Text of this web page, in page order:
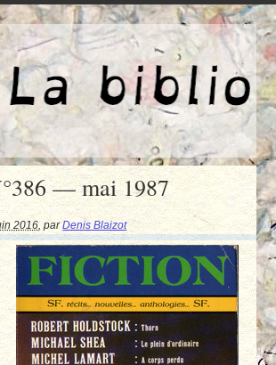
— mai 1987
2016 ,parDenis Blaizot